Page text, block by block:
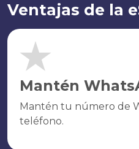
Ventajas de la
Mantén
Mantén tu número de
teléfono.